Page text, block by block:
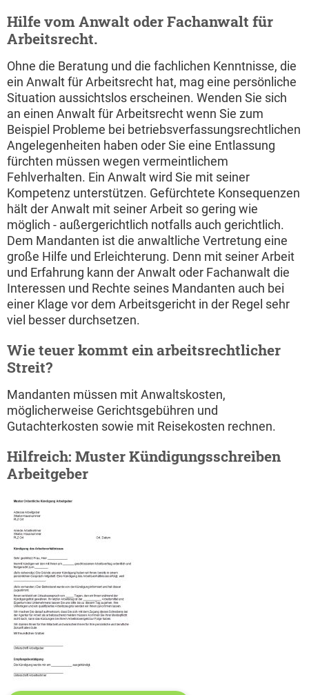
Hilfe vom Anwalt oder Fachanwalt für
Arbeitsrecht.
Ohne die Beratung und die fachlichen Kenntnisse, die
ein Anwalt für Arbeitsrecht hat, mag eine persönliche
Situation aussichtslos erscheinen. Wenden Sie sich
an einen Anwalt für Arbeitsrecht wenn Sie zum
Beispiel Probleme bei betriebsverfassungsrechtlichen
Angelegenheiten haben oder Sie eine Entlassung
fürchten müssen wegen vermeintlichem
Fehlverhalten. Ein Anwalt wird Sie mit seiner
Kompetenz unterstützen. Gefürchtete Konsequenzen
hält der Anwalt mit seiner Arbeit so gering wie
möglich - außergerichtlich notfalls auch gerichtlich.
Dem Mandanten ist die anwaltliche Vertretung eine
große Hilfe und Erleichterung. Denn mit seiner Arbeit
und Erfahrung kann der Anwalt oder Fachanwalt die
Interessen und Rechte seines Mandanten auch bei
einer Klage vor dem Arbeitsgericht in der Regel sehr
viel besser durchsetzen.
Wie teuer kommt ein arbeitsrechtlicher
Streit?
Mandanten müssen mit Anwaltskosten,
möglicherweise Gerichtsgebühren und
Gutachterkosten sowie mit Reisekosten rechnen.
Hilfreich: Muster Kündigungsschreiben
Arbeitgeber